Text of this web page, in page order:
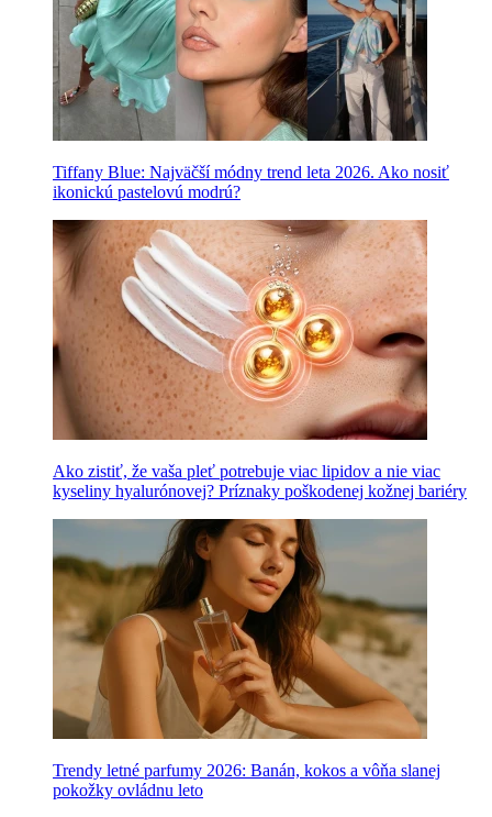
Tiffany Blue: Najväčší módny trend leta 2026. Ako nosiť
ikonickú pastelovú modrú?
Ako zistiť, že vaša pleť potrebuje viac lipidov a nie viac
kyseliny hyalurónovej? Príznaky poškodenej kožnej bariéry
Trendy letné parfumy 2026: Banán, kokos a vôňa slanej
pokožky ovládnu leto